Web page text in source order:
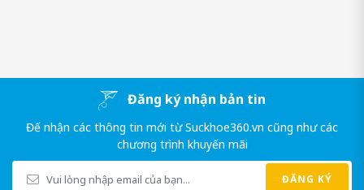
Collagen thủy phân (cá): 500 mg
Chất điều chỉnh độ acid (acid citric, natri hydro carbonat), chất
độn (D-sorbitol).
>>Xem thêm những sản phẩm vềsinh lý nữ
CÔNG DỤNG VIÊN SỦI DR. FREI
Đăng ký nhận bản tin
Đế nhận các thông tin mới từ Suckhoe360.vn cũng như các
chương trình khuyến mãi
ĐĂNG KÝ